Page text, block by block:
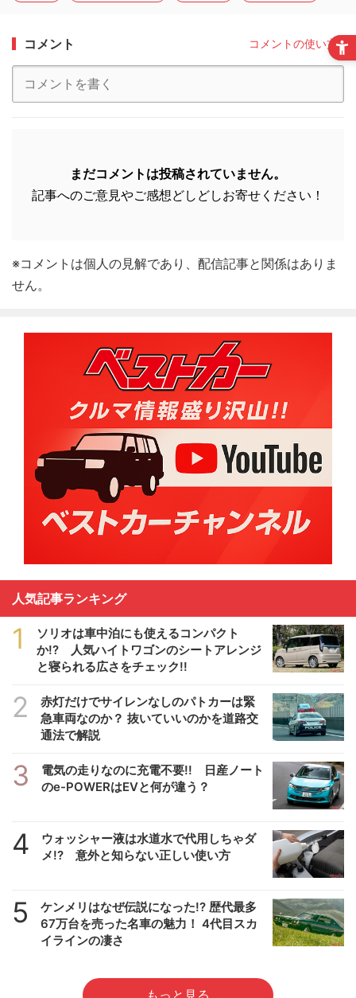
コメント コメントの使い方
まだコメントは投稿されていません。
記事へのご意見やご感想どしどしお寄せください！
※コメントは個人の見解であり、配信記事と関係はありま
せん。
人気記事ランキング
1
ソリオは車中泊にも使えるコンパクト
か!? 人気ハイトワゴンのシートアレンジ
と寝られる広さをチェック!!
2
赤灯だけでサイレンなしのパトカーは緊
急車両なのか？ 抜いていいのかを道路交
通法で解説
3
電気の走りなのに充電不要!! 日産ノート
のe-POWERはEVと何が違う？
4
ウォッシャー液は水道水で代用しちゃダ
メ!? 意外と知らない正しい使い方
5
ケンメリはなぜ伝説になった!? 歴代最多
67万台を売った名車の魅力！ 4代目スカ
イラインの凄さ
もっと見る